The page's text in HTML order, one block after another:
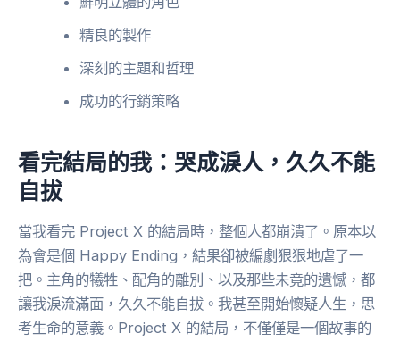
精良的製作
深刻的主題和哲理
成功的行銷策略
看完結局的我：哭成淚人，久久不能
自拔
當我看完 Project X 的結局時，整個人都崩潰了。原本以
為會是個 Happy Ending，結果卻被編劇狠狠地虐了一
把。主角的犧牲、配角的離別、以及那些未竟的遺憾，都
讓我淚流滿面，久久不能自拔。我甚至開始懷疑人生，思
考生命的意義。Project X 的結局，不僅僅是一個故事的